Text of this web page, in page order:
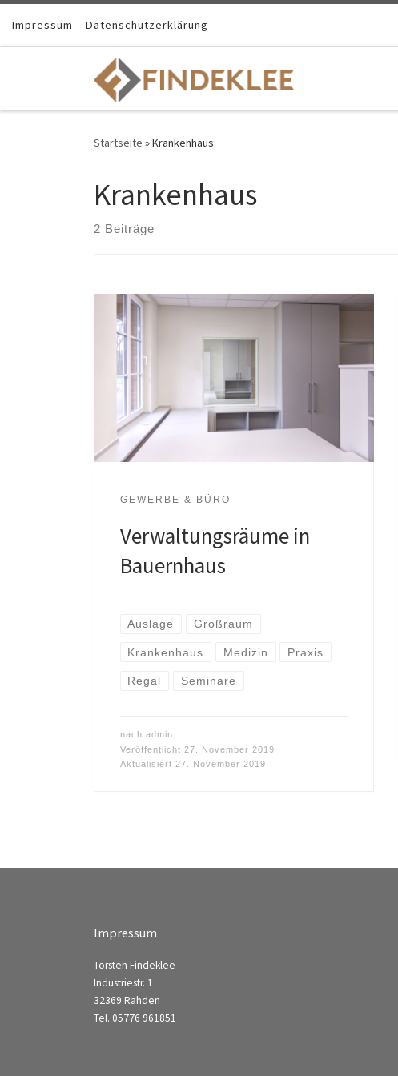
Impressum Datenschutzerklärung
Startseite »Krankenhaus
Krankenhaus
2 Beiträge
GEWERBE & BÜRO
Verwaltungsräume in
Bauernhaus
Auslage Großraum
Krankenhaus Medizin Praxis
Regal Seminare
nach admin
Veröffentlicht 27. November 2019
Aktualisiert 27. November 2019
Impressum
Torsten Findeklee
Industriestr. 1
32369 Rahden
Tel. 05776 961851